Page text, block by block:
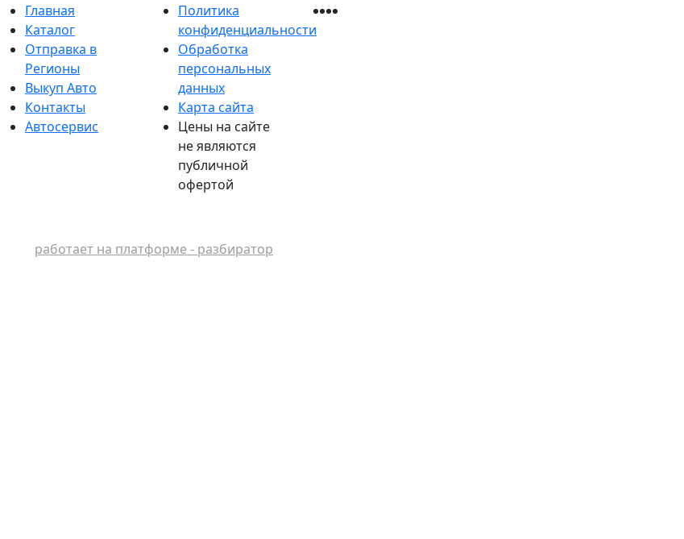
Главная
Каталог
Отправка в
Регионы
Выкуп Авто
Контакты
Автосервис
Политика
конфиденциальности
Обработка
персональных
данных
Карта сайта
Цены на сайте
не являются
публичной
офертой
работает на платформе - разбиратор